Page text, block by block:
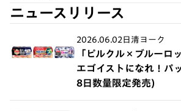
ニュースリリース
2026.06.02 日清ヨーク
「ピルクル×ブルーロ
エゴイストになれ！パ
8日数量限定発売)